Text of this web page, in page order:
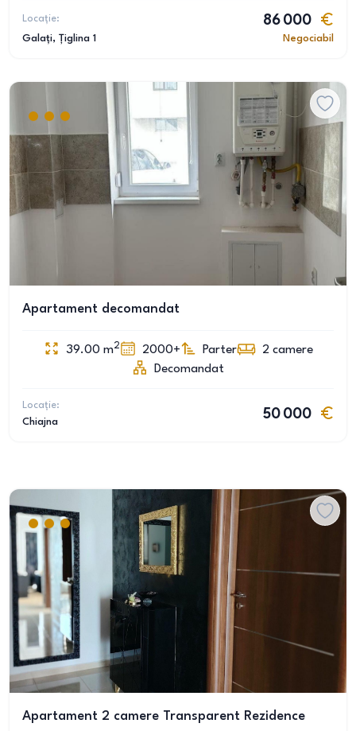
Locație:
Galați, Țiglina 1
86 000
Negociabil
Apartament decomandat
39.00 m2 2000+ Parter 2 camere
Decomandat
Locație:
Chiajna
50 000
Apartament 2 camere Transparent Rezidence